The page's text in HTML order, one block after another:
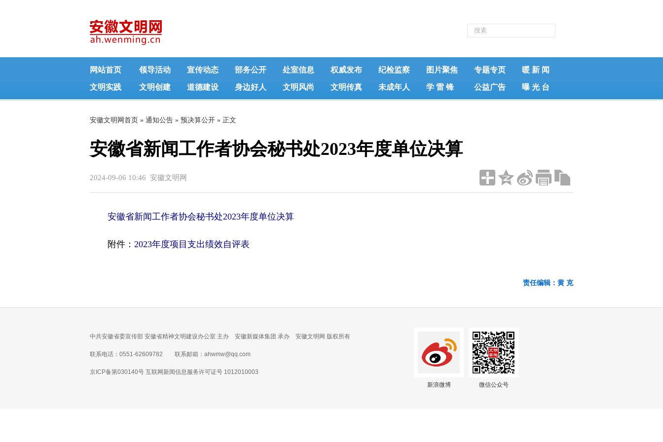
网站首页 领导活动 宣传动态 部务公开 处室信息 权威发布 纪检监察 图片聚焦 专题专页 暖 新 闻
文明实践 文明创建 道德建设 身边好人 文明风尚 文明传真 未成年人 学 雷 锋 公益广告 曝 光 台
安徽文明网首页 » 通知公告 » 预决算公开 » 正文
安徽省新闻工作者协会秘书处2023年度单位决算
2024-09-06 10:46 安徽文明网
安徽省新闻工作者协会秘书处2023年度单位决算
附件： 2023年度项目支出绩效自评表
责任编辑：黄 克
中共安徽省委宣传部 安徽省精神文明建设办公室 主办 安徽新媒体集团 承办 安徽文明网 版权所有
联系电话：0551-62609782 联系邮箱：ahwmw@qq.com
京ICP备第030140号 互联网新闻信息服务许可证号 1012010003
新浪微博
微信公众号